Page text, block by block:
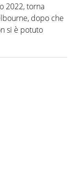
2022, torna
dopo che
si è potuto